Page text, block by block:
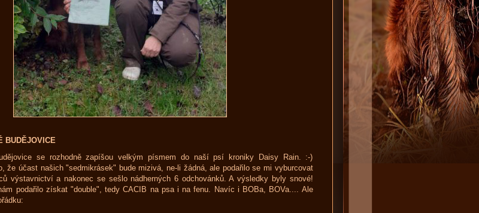
BUDĚJOVICE
se rozhodně zapíšou velkým písmem do naší psí kroniky Daisy Rain. :-)
že účast našich "sedmikrásek" bude mizivá, ne-li žádná, ale podařilo se mi vyburcovat
výstavnictví a nakonec se sešlo nádherných 6 odchovánků. A výsledky byly snové!
podařilo získat "double", tedy CACIB na psa i na fenu. Navíc i BOBa, BOVa.... Ale